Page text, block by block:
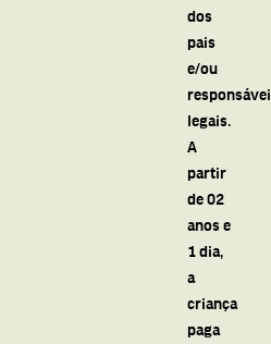
dos
pais
e/ou
legais.
A
partir
de 02
anos e
1 dia,
a
criança
paga